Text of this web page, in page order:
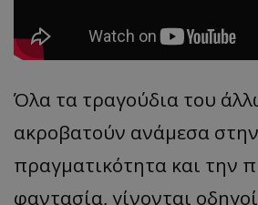
Όλα τα τραγούδια του
ακροβατούν ανάμεσα
πραγματικότητα και την
φαντασία, γίνονται